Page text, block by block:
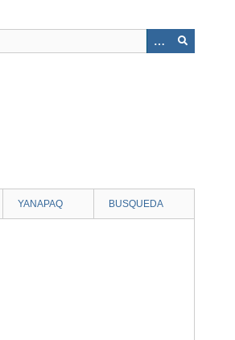
YANAPAQ BUSQUEDA